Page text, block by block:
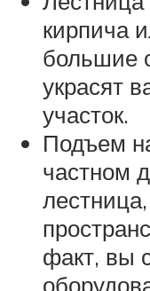
кирпича
большие
украсят
участок.
Подъем
частном
факт, вы